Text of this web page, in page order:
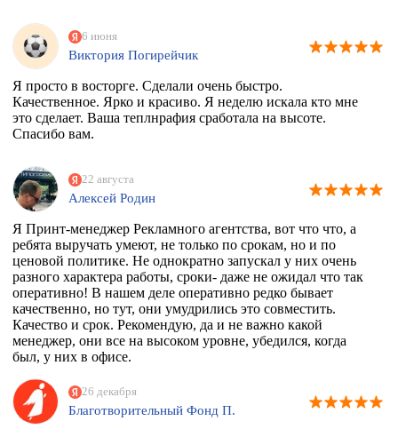
6 июня
Виктория Погирейчик
Я просто в восторге. Сделали очень быстро.
Качественное. Ярко и красиво. Я неделю искала кто мне
это сделает. Ваша теплнрафия сработала на высоте.
Спасибо вам.
22 августа
Алексей Родин
Я Принт-менеджер Рекламного агентства, вот что что, а
ребята выручать умеют, не только по срокам, но и по
ценовой политике. Не однократно запускал у них очень
разного характера работы, сроки- даже не ожидал что так
оперативно! В нашем деле оперативно редко бывает
качественно, но тут, они умудрились это совместить.
Качество и срок. Рекомендую, да и не важно какой
менеджер, они все на высоком уровне, убедился, когда
был, у них в офисе.
26 декабря
Благотворительный Фонд П.